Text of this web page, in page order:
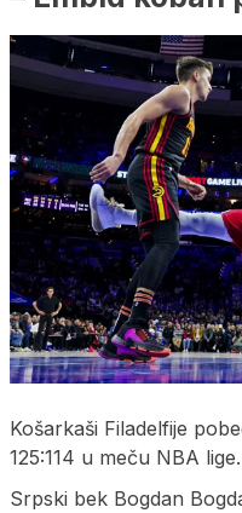
Košarkaši Filadelfije
125:114 u meču NBA lige.
Srpski bek Bogdan